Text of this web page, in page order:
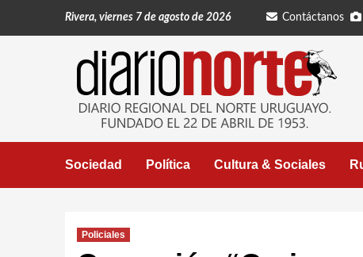
Rivera, viernes 7 de agosto de 2026 Contáctanos
Sociedad Política Cultura & Sociales
Policiales